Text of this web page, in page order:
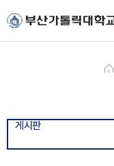
게시판